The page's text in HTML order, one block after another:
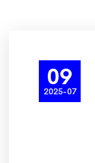
09
2025-07